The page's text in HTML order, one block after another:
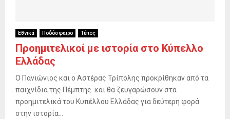
Εθνικά Ποδόσφαιρο Τύπος
Προημιτελικοί με ιστορία στο Κύπελλο
Ελλάδας
Ο Πανιώνιος και ο Αστέρας Τρίπολης προκρίθηκαν από τα
παιχνίδια της Πέμπτης και θα ζευγαρώσουν στα
προημιτελικά του Κυπέλλου Ελλάδας για δεύτερη φορά
στην ιστορία...